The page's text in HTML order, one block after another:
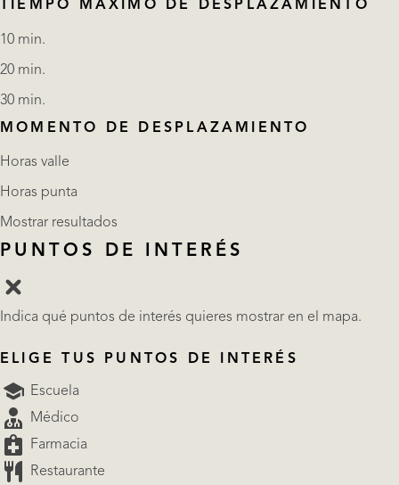
TIEMPO MÁXIMO DE DESPLAZAMIENTO
10 min.
20 min.
30 min.
MOMENTO DE DESPLAZAMIENTO
Horas valle
Horas punta
Mostrar resultados
PUNTOS DE INTERÉS
Indica qué puntos de interés quieres mostrar en el mapa.
ELIGE TUS PUNTOS DE INTERÉS
Escuela
Médico
Farmacia
Restaurante